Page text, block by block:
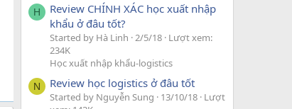
H
Review CHÍNH XÁC học xuất nhập
khẩu ở đâu tốt?
Started by Hà Linh 2/5/18 Lượt xem:
234K
Học xuất nhập khẩu-logistics
N Review học logistics ở đâu tốt
Started by Nguyễn Sung 13/10/18 Lượt